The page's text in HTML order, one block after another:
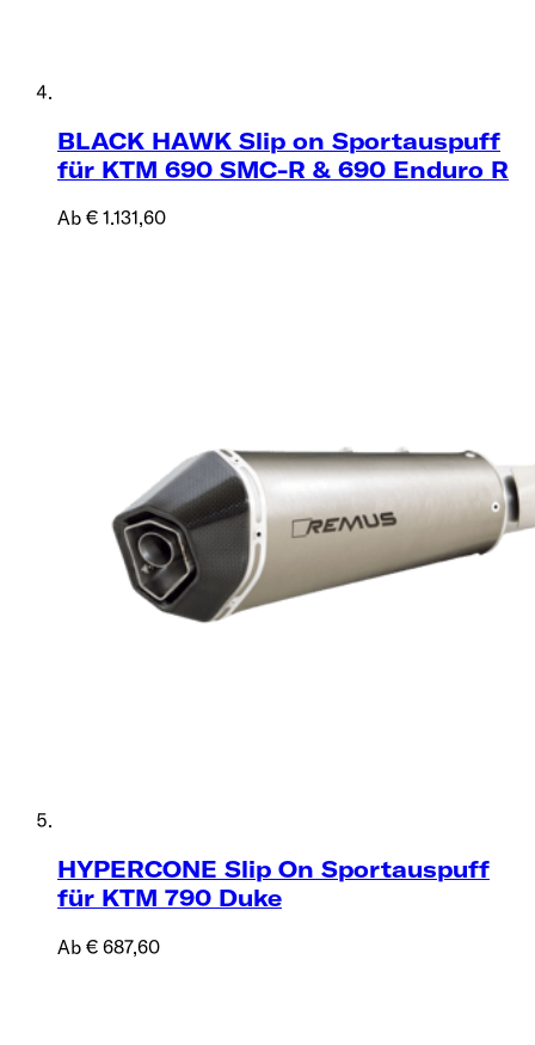
BLACK HAWK Slip on Sportauspuff
für KTM 690 SMC-R & 690 Enduro R
Ab € 1.131,60
HYPERCONE Slip On Sportauspuff
für KTM 790 Duke
Ab € 687,60